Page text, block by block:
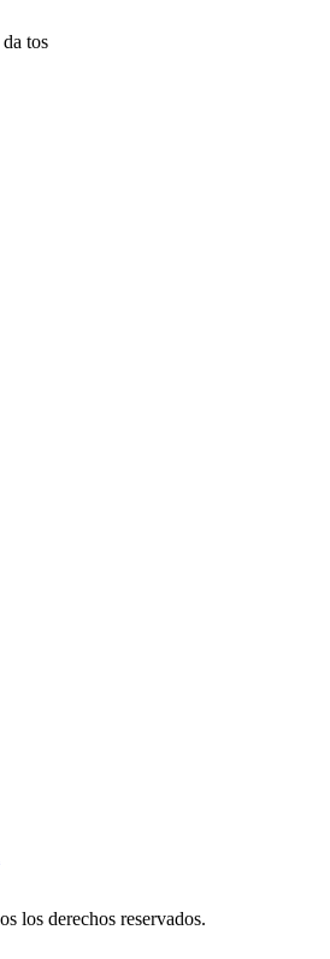
los derechos reservados.